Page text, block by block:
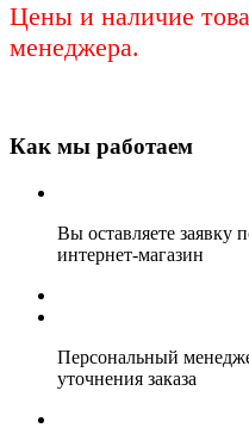
Цены и наличие
менеджера.
Как мы работаем
Вы оставляете заявку
интернет-магазин
Персональный
уточнения заказа